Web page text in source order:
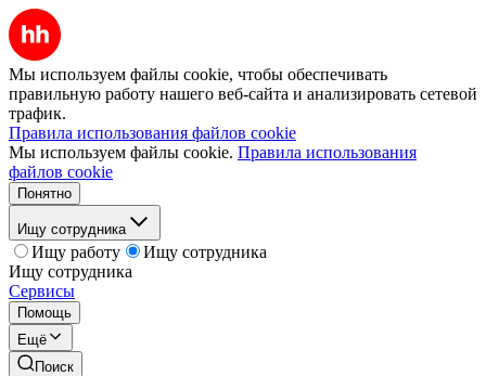
Мы используем файлы cookie, чтобы обеспечивать
правильную работу нашего веб-сайта и анализировать сетевой
трафик.
Правила использования файлов cookie
Мы используем файлы cookie. Правила использования
файлов cookie
Понятно
Ищу сотрудника
Ищу работу
Ищу сотрудника
Ищу сотрудника
Сервисы
Помощь
Ещё
Поиск